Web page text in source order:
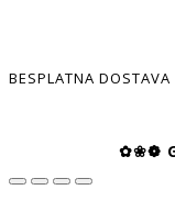
BESPLATNA
✿❀❁